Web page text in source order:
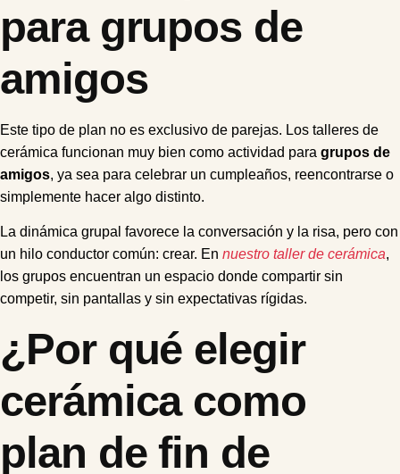
para grupos de
amigos
Este tipo de plan no es exclusivo de parejas. Los talleres de
cerámica funcionan muy bien como actividad para grupos de
amigos, ya sea para celebrar un cumpleaños, reencontrarse o
simplemente hacer algo distinto.
La dinámica grupal favorece la conversación y la risa, pero con
un hilo conductor común: crear. En nuestro taller de cerámica,
los grupos encuentran un espacio donde compartir sin
competir, sin pantallas y sin expectativas rígidas.
¿Por qué elegir
cerámica como
plan de fin de